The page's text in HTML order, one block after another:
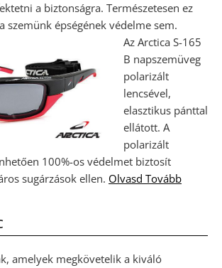
a biztonságra. Természetesen ez
szemünk épségének védelme sem.
Az Arctica S-165
B napszemüveg
polarizált
lencsével,
elasztikus pánttal
ellátott. A
polarizált
100%-os védelmet biztosít
sugárzások ellen. Olvasd Tovább
amelyek megkövetelik a kiváló